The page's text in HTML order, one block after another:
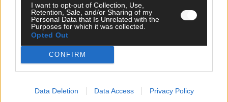
I want to opt-out of Collection, Use,
Retention, Sale, and/or Sharing of my
Personal Data that Is Unrelated with the
Purposes for which it was collected.
Opted Out
CONFIRM
Data Deletion Data Access Privacy Policy
MEDIATHEK